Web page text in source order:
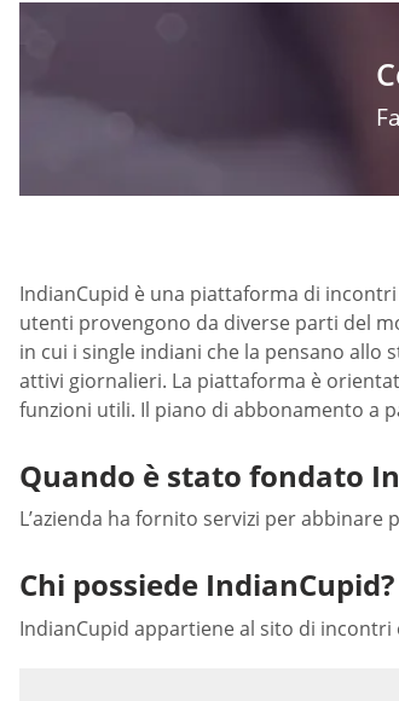
IndianCupid è una piattaforma di
utenti provengono da diverse parti del
in cui i single indiani che la pensano allo
attivi giornalieri. La piattaforma è
funzioni utili. Il piano di abbonamento a
Quando è stato fondato
L’azienda ha fornito servizi per
Chi possiede IndianCupid?
IndianCupid appartiene al sito di